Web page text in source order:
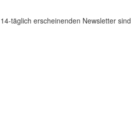
täglich erscheinenden Newsletter sind